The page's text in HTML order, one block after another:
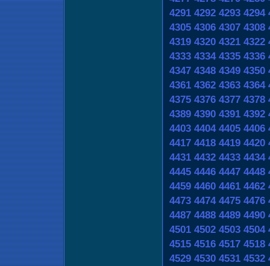
4291 4292 4293 4294
4305 4306 4307 4308
4319 4320 4321 4322
4333 4334 4335 4336
4347 4348 4349 4350
4361 4362 4363 4364
4375 4376 4377 4378
4389 4390 4391 4392
4403 4404 4405 4406
4417 4418 4419 4420
4431 4432 4433 4434
4445 4446 4447 4448
4459 4460 4461 4462
4473 4474 4475 4476
4487 4488 4489 4490
4501 4502 4503 4504
4515 4516 4517 4518
4529 4530 4531 4532